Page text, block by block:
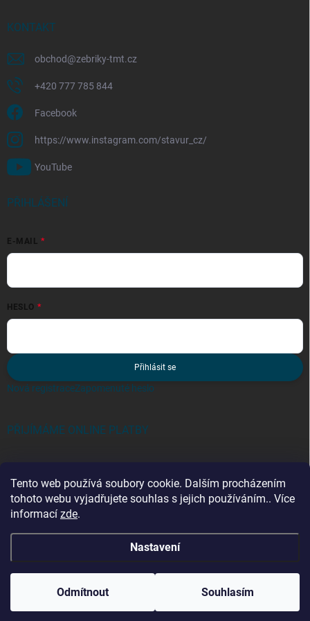
Tento web používá soubory cookie. Dalším procházením
tohoto webu vyjadřujete souhlas s jejich používáním.. Více
informací zde.
Nastavení
Odmítnout Souhlasím
KONTAKT
obchod@zebriky-tmt.cz
+420 777 785 844
Facebook
https://www.instagram.com/stavur_cz/
YouTube
PŘIHLÁŠENÍ
E-MAIL
HESLO
Přihlásit se
Nová registraceZapomenuté heslo
PŘIJÍMÁME ONLINE PLATBY
Kategorie
Vytvořil Shoptet
Copyright 2026 . Všechna práva vyhrazena.